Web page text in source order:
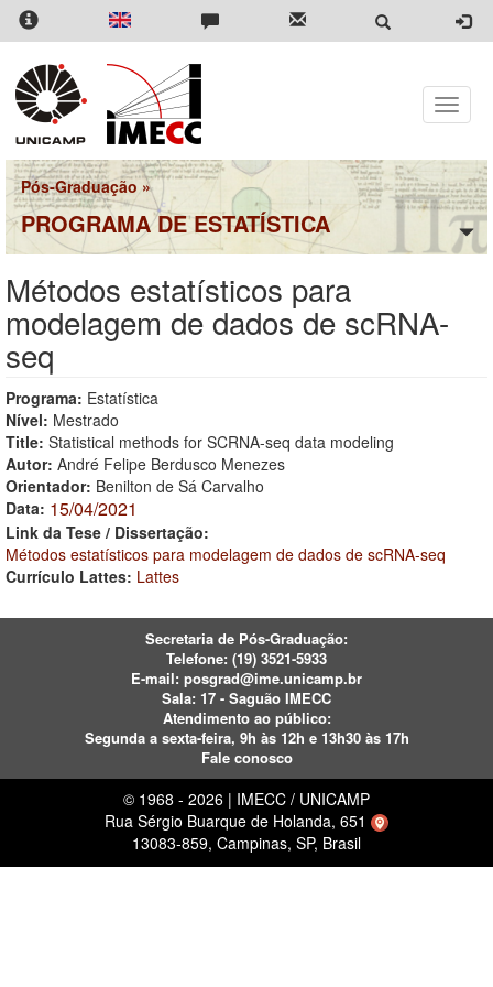
Pular
para
conteúdo
principal
Toggle
Pós-Graduação »
PROGRAMA DE ESTATÍSTICA
Métodos estatísticos para
modelagem de dados de scRNA-
seq
Programa: Estatística
Nível: Mestrado
Title: Statistical methods for SCRNA-seq data modeling
Autor: André Felipe Berdusco Menezes
Orientador: Benilton de Sá Carvalho
Data: 15/04/2021
Link da Tese / Dissertação:
Métodos estatísticos para modelagem de dados de scRNA-seq
Currículo Lattes: Lattes
Secretaria de Pós-Graduação:
Telefone: (19) 3521-5933
E-mail: posgrad@ime.unicamp.br
Sala: 17 - Saguão IMECC
Atendimento ao público:
Segunda a sexta-feira, 9h às 12h e 13h30 às 17h
Fale conosco
© 1968 - 2026 | IMECC / UNICAMP
Rua Sérgio Buarque de Holanda, 651
13083-859, Campinas, SP, Brasil